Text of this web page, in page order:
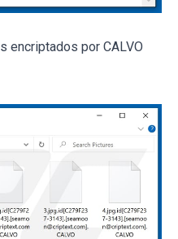
encriptados por CALVO